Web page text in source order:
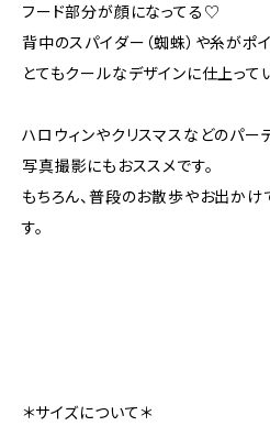
フード部分が顔になってる♡
背中のスパイダー（蜘蛛）や糸がポ
とてもクールなデザインに仕上って
ハロウィンやクリスマスなどのパー
写真撮影にもおススメです。
もちろん、普段のお散歩やお出か
す。
＊サイズについて＊